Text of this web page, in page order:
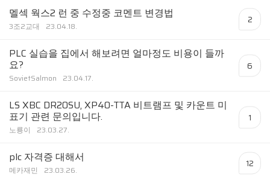
멜섹 웍스2 런 중 수정중 코멘트 변경법
3조2교대 23.04.18.
2
PLC 실습을 집에서 해보려면 얼마정도 비용이 들까
요?
SovietSalmon 23.04.17.
6
LS XBC DR20SU, XP40-TTA 비트램프 및 카운트 미
표기 관련 문의입니다.
노룡이 23.03.27.
1
plc 자격증 대해서
메카재민 23.03.26.
12